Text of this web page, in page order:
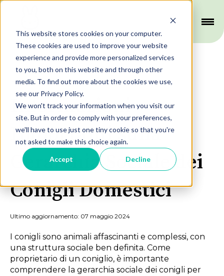
This website stores cookies on your computer.
These cookies are used to improve your website
experience and provide more personalized services
to you, both on this website and through other
media. To find out more about the cookies we use,
see our Privacy Policy.
We won't track your information when you visit our
site. But in order to comply with your preferences,
we'll have to use just one tiny cookie so that you're
not asked to make this choice again.
Accept Decline
Comportamento
Informazioni
Importanti sulla
Gerarchia Sociale dei
Conigli Domestici
Ultimo aggiornamento: 07 maggio 2024
I conigli sono animali affascinanti e complessi, con
una struttura sociale ben definita. Come
proprietario di un coniglio, è importante
comprendere la gerarchia sociale dei conigli per